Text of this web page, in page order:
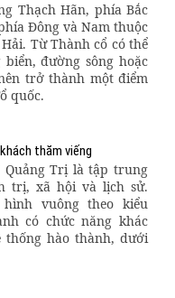
Thạch Hãn, phía Bắc
Đông và Nam thuộc
Từ Thành cổ có thể
đường sông hoặc
trở thành một điểm
quốc.
thăm viếng
Trị là tập trung
trị, xã hội và lịch sử.
vuông theo kiểu
có chức năng khác
hào thành, dưới